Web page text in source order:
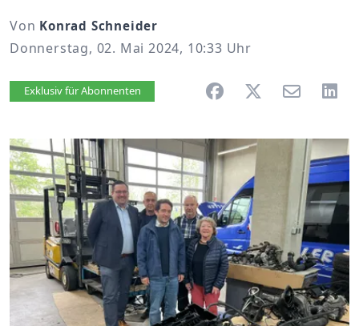
Von Konrad Schneider
Donnerstag, 02. Mai 2024, 10:33 Uhr
Artikel vorlesen
Exklusiv für Abonnenten